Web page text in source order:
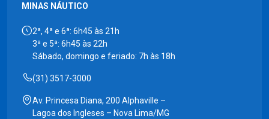
MINAS NÁUTICO
2ª, 4ª e 6ª: 6h45 às 21h
3ª e 5ª: 6h45 às 22h
Sábado, domingo e feriado: 7h às 18h
(31) 3517-3000
Av. Princesa Diana, 200 Alphaville –
Lagoa dos Ingleses – Nova Lima/MG